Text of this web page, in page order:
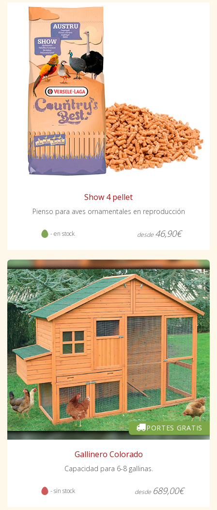
Show 4 pellet
Pienso para aves ornamentales en reproducción
- en stock desde 46,90€
PORTES GRATIS
Gallinero Colorado
Capacidad para 6-8 gallinas.
- sin stock desde 689,00€